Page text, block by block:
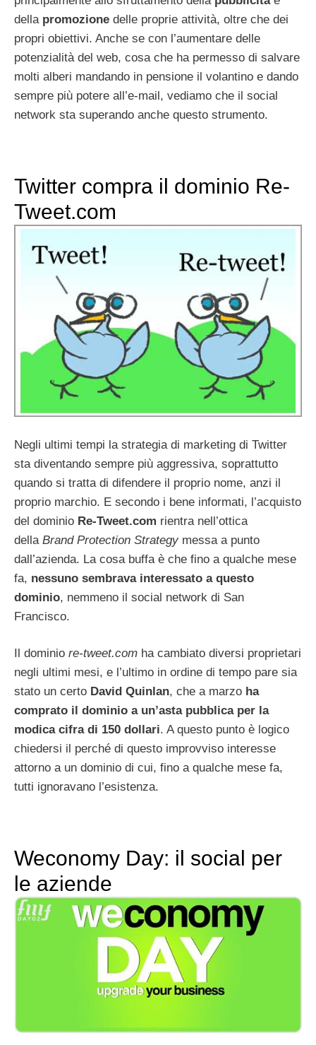
della promozione delle proprie attività, oltre che dei
propri obiettivi. Anche se con l’aumentare delle
potenzialità del web, cosa che ha permesso di salvare
molti alberi mandando in pensione il volantino e dando
sempre più potere all’e-mail, vediamo che il social
network sta superando anche questo strumento.
Twitter compra il dominio Re-
Tweet.com
Negli ultimi tempi la strategia di marketing di Twitter
sta diventando sempre più aggressiva, soprattutto
quando si tratta di difendere il proprio nome, anzi il
proprio marchio. E secondo i bene informati, l’acquisto
del dominio Re-Tweet.com rientra nell’ottica
della Brand Protection Strategy messa a punto
dall’azienda. La cosa buffa è che fino a qualche mese
fa, nessuno sembrava interessato a questo
dominio, nemmeno il social network di San
Francisco.
Il dominio re-tweet.com ha cambiato diversi proprietari
negli ultimi mesi, e l’ultimo in ordine di tempo pare sia
stato un certo David Quinlan, che a marzo ha
comprato il dominio a un’asta pubblica per la
modica cifra di 150 dollari. A questo punto è logico
chiedersi il perché di questo improvviso interesse
attorno a un dominio di cui, fino a qualche mese fa,
tutti ignoravano l’esistenza.
Weconomy Day: il social per
le aziende